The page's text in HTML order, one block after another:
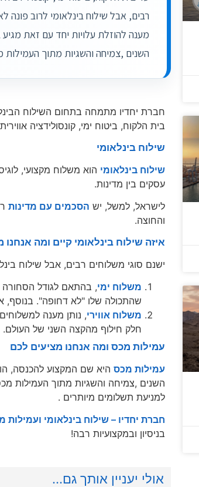
רבים, אבל שילוח בינלאומי לרוב
מענה להוזלת עלויות יחד עם זאת
השנים ,צמיחה והשגיות מתוך
חברת יחדיו מתמחה בתחום השילוח
בית הלקוח, ביטוח ימי, קונסולידציה
שילוח בינלאומי
שילוח בינלאומי הוא משלוח מקצועי,
עסקים בין מדינות.
לישראל, למשל, יש הסכמים עם מדינות
והחוצה.
איזה שילוח בינלאומי קיים ומה אנחנו
ישנם סוגי משלוחים רבים, אבל שילוח
משלוח ימי, בהתאם לגודל הסחורה
שהתכולה שלו "לא דחופה". בנוסף,
משלוח אווירי, נותן מענה
חלק חילוף מהקצה השני של העולם.
עמילות מכס ומה אנחנו מציעים לכם
עמילות מכסהיא שם המקצוע להכנסה,
השנים ,צמיחה והשגיות מתוך העמילות
למניעת תשלומים מיותרים .
חברת יחדיו – שילוח בינלאומי
בניסיון ובמקצועיות רבה!
אולי יעניין אותך גם...